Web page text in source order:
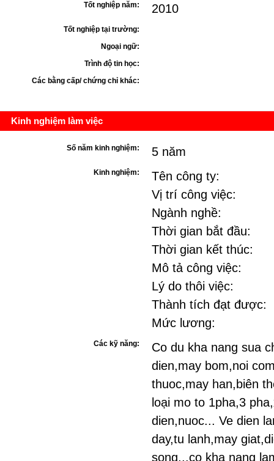
Tốt nghiệp năm: 2010
Tốt nghiệp tại trường:
Ngoại ngữ:
Trình độ tin học:
Các bằng cấp/ chứng chỉ khác:
Kinh nghiệm làm việc
Số năm kinh nghiệm: 5 năm
Kinh nghiệm:
Tên công ty:
Vị trí công việc:
Ngành nghề:
Thời gian bắt đầu:
Thời gian kết thúc:
Mô tả công việc:
Lý do thôi việc:
Thành tích đạt được:
Mức lương:
Các kỹ năng:
Co du kha nang sua
dien,may bom,noi
thuoc,may han,biên
loại mo to 1pha,3
dien,nuoc... Ve dien
day,tu lanh,may
song...co kha nang